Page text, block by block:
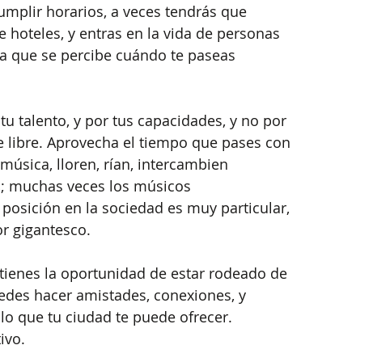
horarios, a veces tendrás que
y entras en la vida de personas
que se percibe cuándo te paseas
talento, y por tus capacidades, y no por
Aprovecha el tiempo que pases con
lloren, rían, intercambien
muchas veces los músicos
en la sociedad es muy particular,
gigantesco.
la oportunidad de estar rodeado de
hacer amistades, conexiones, y
que tu ciudad te puede ofrecer.